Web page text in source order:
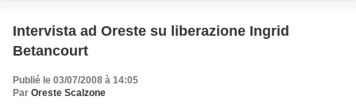
Intervista ad Oreste su liberazione Ingrid
Betancourt
Publié le 03/07/2008 à 14:05
Par Oreste Scalzone